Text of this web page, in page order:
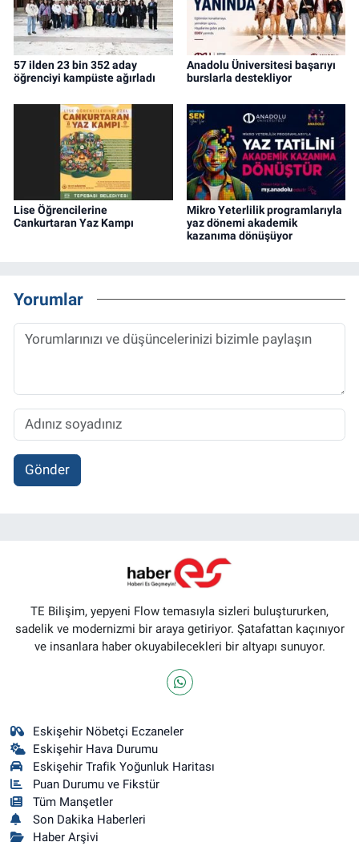
57 ilden 23 bin 352 aday
öğrenciyi kampüste ağırladı
Anadolu Üniversitesi başarıyı
burslarla destekliyor
Lise Öğrencilerine
Cankurtaran Yaz Kampı
Mikro Yeterlilik programlarıyla
yaz dönemi akademik
kazanıma dönüşüyor
Yorumlar
Gönder
TE Bilişim, yepyeni Flow temasıyla sizleri buluştururken,
sadelik ve modernizmi bir araya getiriyor. Şatafattan kaçınıyor
ve insanlara haber okuyabilecekleri bir altyapı sunuyor.
Eskişehir Nöbetçi Eczaneler
Eskişehir Hava Durumu
Eskişehir Trafik Yoğunluk Haritası
Puan Durumu ve Fikstür
Tüm Manşetler
Son Dakika Haberleri
Haber Arşivi